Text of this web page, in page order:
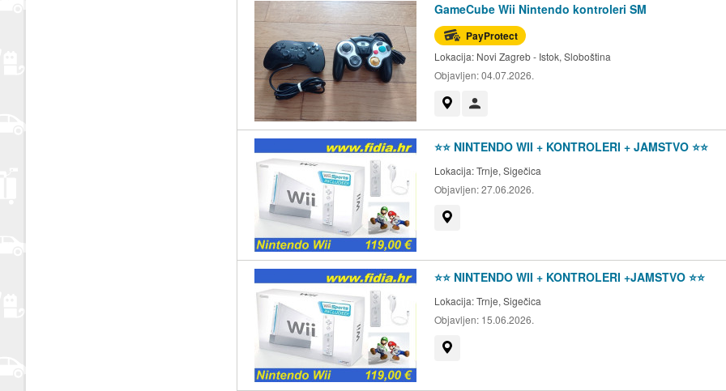
GameCube Wii Nintendo kontroleri SM
PayProtect
Lokacija: Novi Zagreb - Istok, Sloboština
Objavljen:04.07.2026.
⭐️⭐️ NINTENDO WII + KONTROLERI + JAMSTVO ⭐️⭐️
Lokacija:Trnje, Sigečica
Objavljen:27.06.2026.
⭐️⭐️ NINTENDO WII + KONTROLERI +JAMSTVO ⭐️⭐️
Lokacija:Trnje, Sigečica
Objavljen: 15.06.2026.